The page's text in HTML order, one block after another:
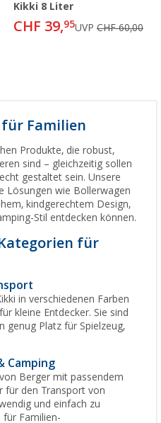
Kikki 8 Liter
CHF 39,95UVP CHF 60,00
für Familien
Produkte, die robust,
sind – gleichzeitig sollen
gestaltet sein. Unsere
Lösungen wie Bollerwagen
kindgerechtem Design,
Stil entdecken können.
für
in verschiedenen Farben
kleine Entdecker. Sie sind
genug Platz für Spielzeug,
Camping
Berger mit passendem
für den Transport von
und einfach zu
Familien-